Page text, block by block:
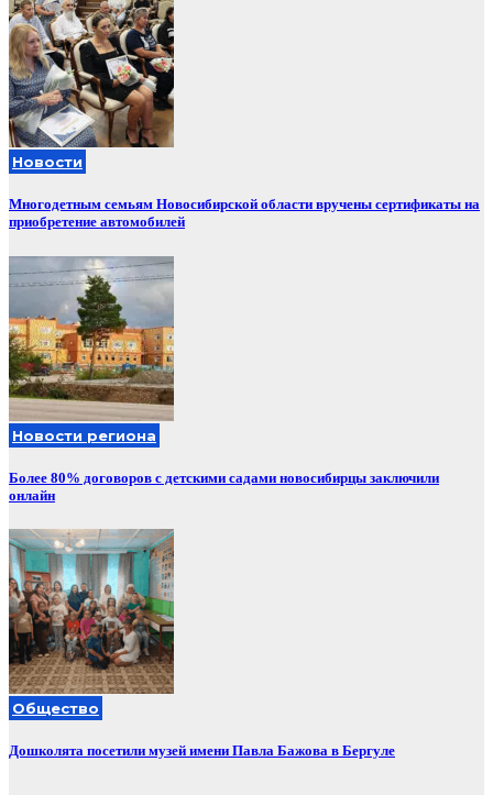
Новости
Многодетным семьям Новосибирской области вручены сертификаты на
приобретение автомобилей
Новости региона
Более 80% договоров с детскими садами новосибирцы заключили
онлайн
Общество
Дошколята посетили музей имени Павла Бажова в Бергуле